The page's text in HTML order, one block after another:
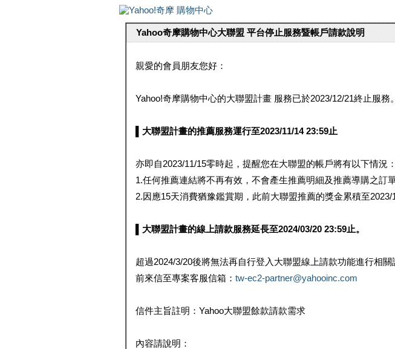
Yahoo奇摩購物中心大聯盟 平台停止服務暨帳戶請款說明
親愛的會員朋友您好：
Yahoo!奇摩購物中心的大聯盟計畫 服務已於2023/12/21終止服務。
▌大聯盟計畫的推薦服務運行至2023/11/14 23:59止
亦即自2023/11/15零時起，提醒您在大聯盟的帳戶將有以下情況：
1.任何推薦連結將不再有效，不會產生推薦明細及推薦導購之訂單
2.因應15天消費猶豫鑑賞期，此前大聯盟推薦的獎金累積至2023/
▌大聯盟計畫的線上請款服務延長至2024/03/20 23:59止。
超過2024/3/20後將無法再自行登入大聯盟線上請款功能進行相
前來信至專案客服信箱： tw-ec2-partner@yahooinc.com
信件主旨註明：Yahoo大聯盟餘款請款需求
內容請說明：